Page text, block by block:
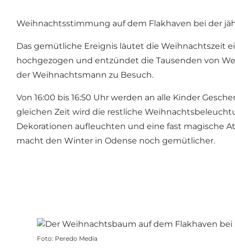
Weihnachtsstimmung auf dem Flakhaven bei der
Das gemütliche Ereignis läutet die Weihnachtszeit
hochgezogen und entzündet die Tausenden von
der Weihnachtsmann zu Besuch.
Von 16:00 bis 16:50 Uhr werden an alle Kinder
gleichen Zeit wird die restliche
Dekorationen aufleuchten und eine fast magische
macht den Winter in Odense noch gemütlicher.
Foto: Peredo Media